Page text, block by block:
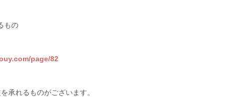
もの
page/82
承れるものがございます。